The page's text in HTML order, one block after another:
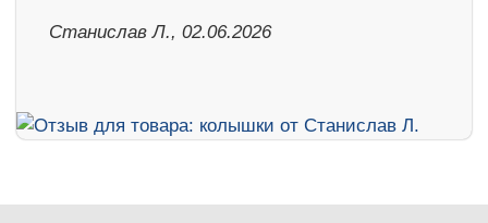
Станислав Л., 02.06.2026